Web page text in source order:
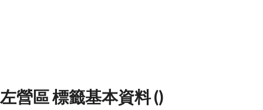
左營區 標籤基本資料 ()